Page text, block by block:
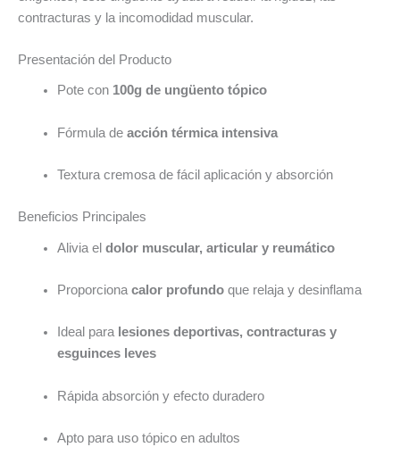
contracturas y la incomodidad muscular.
Presentación del Producto
Pote con 100g de ungüento tópico
Fórmula de acción térmica intensiva
Textura cremosa de fácil aplicación y absorción
Beneficios Principales
Alivia el dolor muscular, articular y reumático
Proporciona calor profundoque relaja y desinflama
Ideal para lesiones deportivas, contracturas y
esguinces leves
Rápida absorción y efecto duradero
Apto para uso tópico en adultos